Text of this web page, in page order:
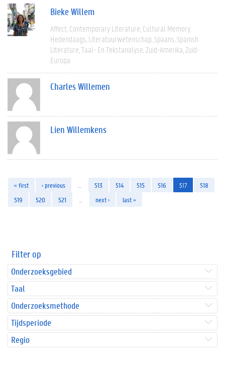
Bieke Willem
Affect Contemporary Literature Cultural Memory
Hedendaags Literatuurwetenschap Spaans Spanish
Literature Taal- En Tekstanalyse Zuid-Amerika Zuid-
Europa
Charles Willemen
Lien Willemkens
« first ‹ previous 513 514 515 516 517
518
519
520 521 next › last »
Filter op
Onderzoeksgebied
Taal
Onderzoeksmethode
Tijdsperiode
Regio